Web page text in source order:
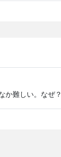
か難しい。なぜ？